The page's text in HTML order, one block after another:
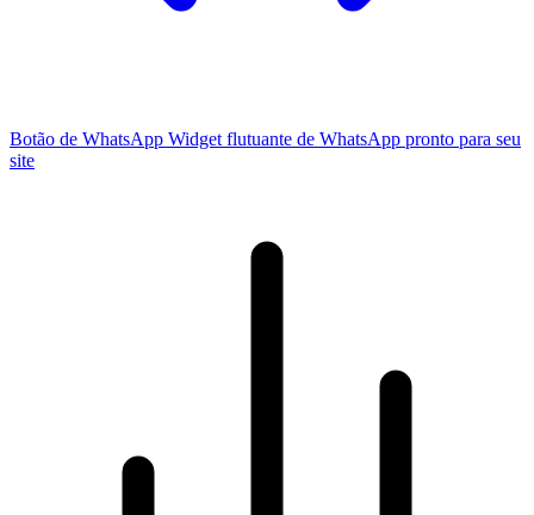
Botão de WhatsApp Widget flutuante de WhatsApp pronto para seu
site